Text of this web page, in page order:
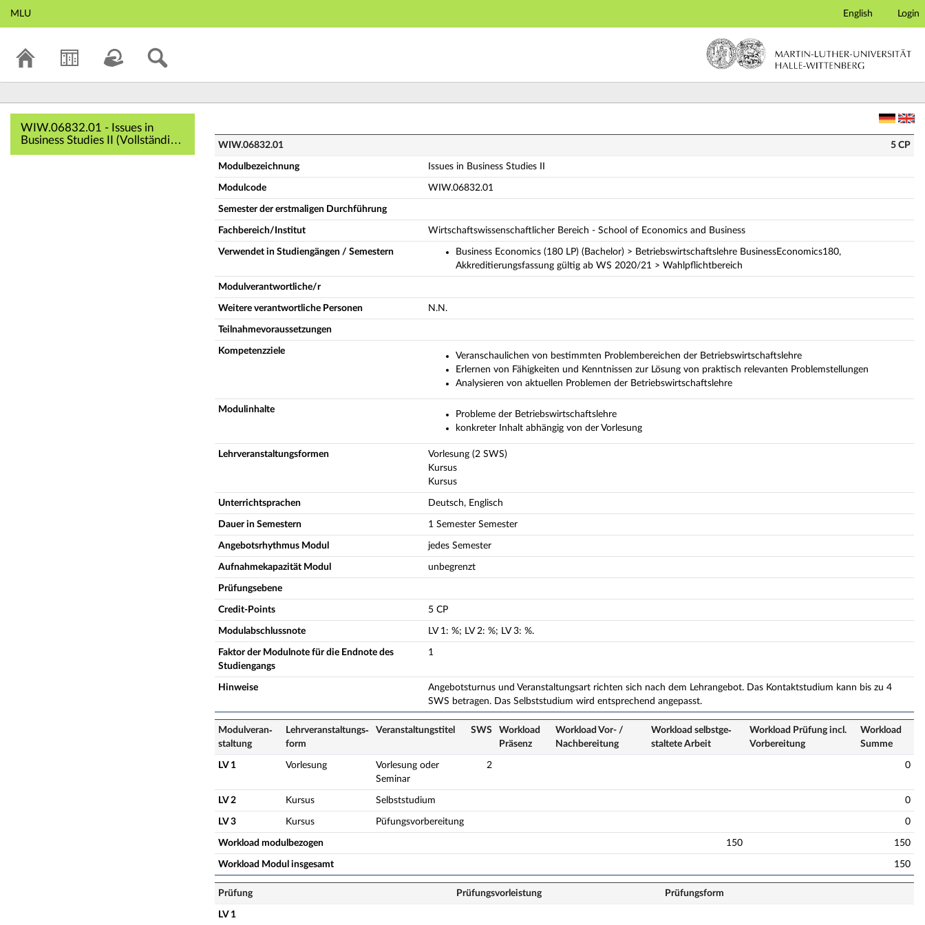
Hauptnavigation
MLU English Login
WIW.06832.01 - Issues in
Business Studies II (Vollständige
Modulbeschreibung)
WIW.06832.01 5 CP
Modulbezeichnung Issues in Business Studies II
Modulcode WIW.06832.01
Semester der erstmaligen Durchführung
Fachbereich/Institut Wirtschaftswissenschaftlicher Bereich - School of Economics and Business
Verwendet in Studiengängen / Semestern
Business Economics (180 LP) (Bachelor) > Betriebswirtschaftslehre BusinessEconomics180,
Akkreditierungsfassung gültig ab WS 2020/21 > Wahlpflichtbereich
Modulverantwortliche/r
Weitere verantwortliche Personen N.N.
Teilnahmevoraussetzungen
Kompetenzziele
Veranschaulichen von bestimmten Problembereichen der Betriebswirtschaftslehre
Erlernen von Fähigkeiten und Kenntnissen zur Lösung von praktisch relevanten Problemstellungen
Analysieren von aktuellen Problemen der Betriebswirtschaftslehre
Modulinhalte
Probleme der Betriebswirtschaftslehre
konkreter Inhalt abhängig von der Vorlesung
Lehrveranstaltungsformen
Vorlesung (2 SWS)
Kursus
Kursus
Unterrichtsprachen Deutsch, Englisch
Dauer in Semestern 1 Semester Semester
Angebotsrhythmus Modul jedes Semester
Aufnahmekapazität Modul unbegrenzt
Prüfungsebene
Credit-Points 5 CP
Modulabschlussnote LV 1: %; LV 2: %; LV 3: %.
Faktor der Modulnote für die Endnote des
Studiengangs
1
Hinweise
Angebotsturnus und Veranstaltungsart richten sich nach dem Lehrangebot. Das Kontaktstudium kann bis zu 4
SWS betragen. Das Selbststudium wird entsprechend angepasst.
Modulveran­
staltung
Lehrveranstaltungs­
form
Veranstaltungs­titel SWS
Workload
Präsenz
Workload Vor- /
Nach­bereitung
Workload selbstge­
staltete Arbeit
Workload Prüfung incl.
Vorbereitung
Workload
Summe
LV 1 Vorlesung
Vorlesung oder
Seminar
2 0
LV 2 Kursus Selbststudium 0
LV 3 Kursus Püfungsvorbereitung 0
Workload modulbezogen 150 150
Workload Modul insgesamt 150
Prüfung Prüfungsvorleistung Prüfungsform
LV 1